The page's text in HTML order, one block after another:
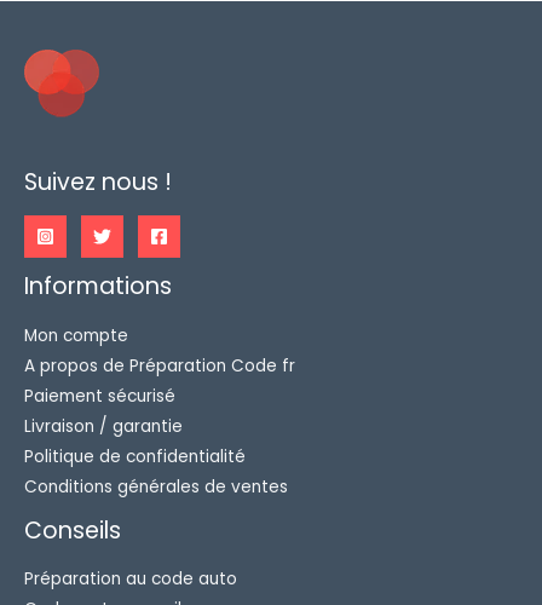
Suivez nous !
Informations
Mon compte
A propos de Préparation Code fr
Paiement sécurisé
Livraison / garantie
Politique de confidentialité
Conditions générales de ventes
Conseils
Préparation au code auto